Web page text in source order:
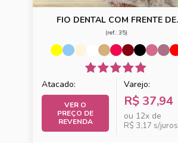
FIO DENTAL COM FRENTE DE
RENDA E COS ALTO
(ref.: 35)
Atacado:
VER O
PREÇO DE
REVENDA
Varejo:
R$ 37,94
ou 12x de
R$ 3,17 s/juros